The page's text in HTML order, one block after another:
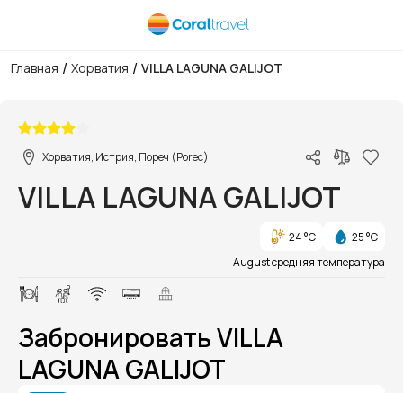
Главная / Хорватия / VILLA LAGUNA GALIJOT
Хорватия, Истрия, Пореч (Porec)
VILLA LAGUNA GALIJOT
24 °C
25 °C
August средняя температура
Забронировать VILLA
LAGUNA GALIJOT